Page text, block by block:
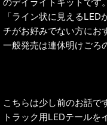
「ライン状に見える
チがお好みでない方にお
一般発売は連休明けごろ
こちらは少し前のお話で
トラック用LEDテールを